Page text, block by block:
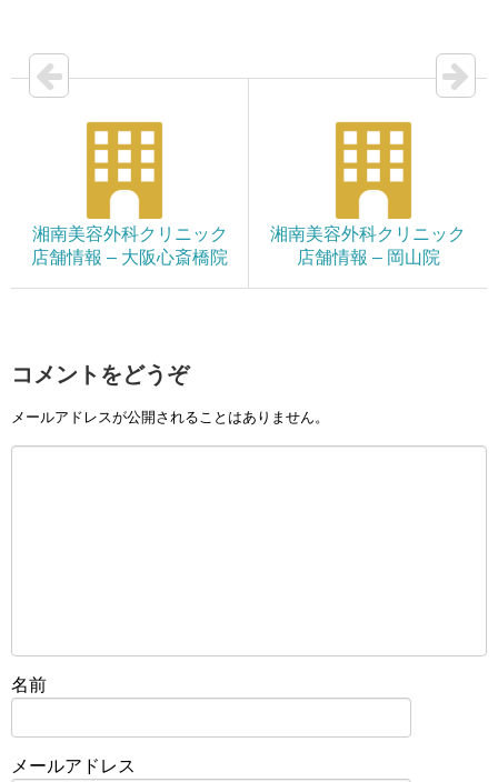
湘南美容外科クリニック
店舗情報 – 大阪心斎橋院
湘南美容外科クリニック
店舗情報 – 岡山院
コメントをどうぞ
メールアドレスが公開されることはありません。
名前
メールアドレス